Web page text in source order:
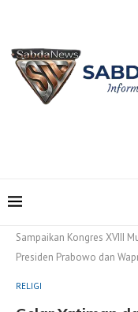
Sampaikan Kongres XVIII
Presiden Prabowo dan
RELIGI